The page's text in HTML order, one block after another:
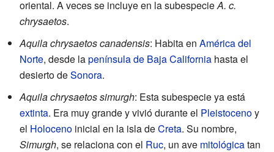
oriental. A veces se incluye en la subespecieA. c.
chrysaetos.
Aquila chrysaetos canadensis: Habita en América del
Norte, desde lapenínsula de Baja California hasta el
desierto deSonora.
Aquila chrysaetos simurgh: Esta subespecie ya está
extinta. Era muy grande y vivió durante el Pleistocenoy
el Holoceno inicial en la isla deCreta. Su nombre,
Simurgh, se relaciona con el Ruc, un ave mitológicatan